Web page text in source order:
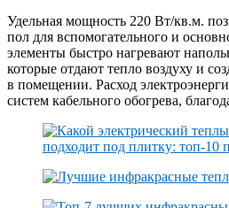
Удельная мощность 220 Вт/кв.м.
пол для вспомогательного и
элементы быстро нагревают
которые отдают тепло воздуху и
в помещении. Расход
систем кабельного обогрева,